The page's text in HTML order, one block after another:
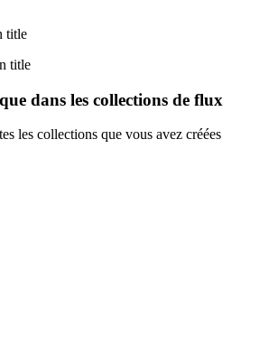
title
title
dans les collections de flux
les collections que vous avez créées